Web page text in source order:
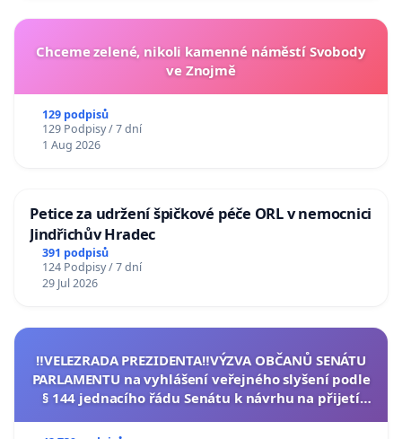
Chceme zelené, nikoli kamenné náměstí Svobody
ve Znojmě
129 podpisů
129 Podpisy / 7 dní
1 Aug 2026
Petice za udržení špičkové péče ORL v nemocnici
Jindřichův Hradec
391 podpisů
124 Podpisy / 7 dní
29 Jul 2026
‼️VELEZRADA PREZIDENTA‼️VÝZVA OBČANŮ SENÁTU
PARLAMENTU na vyhlášení veřejného slyšení podle
§ 144 jednacího řádu Senátu k návrhu na přijetí